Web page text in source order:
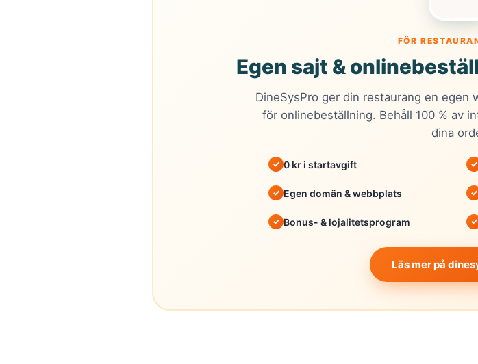
FÖR
Egen sajt &
DineSysPro ger din restaurang en
för onlinebeställning. Behåll 100 % av
dina
0 kr i startavgift
Egen domän & webbplats
Bonus- & lojalitetsprogram
Läs mer på